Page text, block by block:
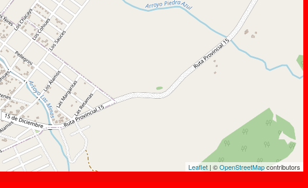
Leaflet | ©OpenStreetMapcontributors